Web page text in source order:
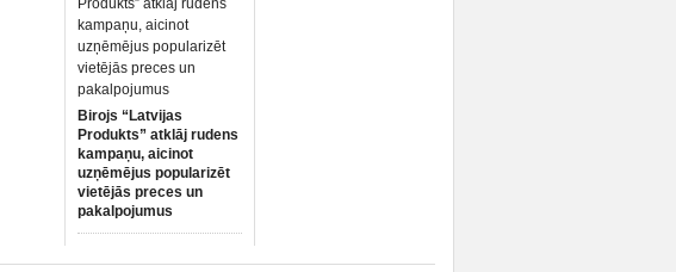
Birojs “Latvijas
Produkts” atklāj rudens
kampaņu, aicinot
uzņēmējus popularizēt
vietējās preces un
pakalpojumus